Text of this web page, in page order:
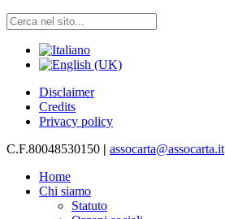
Disclaimer
Credits
Privacy policy
C.F.80048530150 | assocarta@assocarta.it
Home
Chi siamo
Statuto